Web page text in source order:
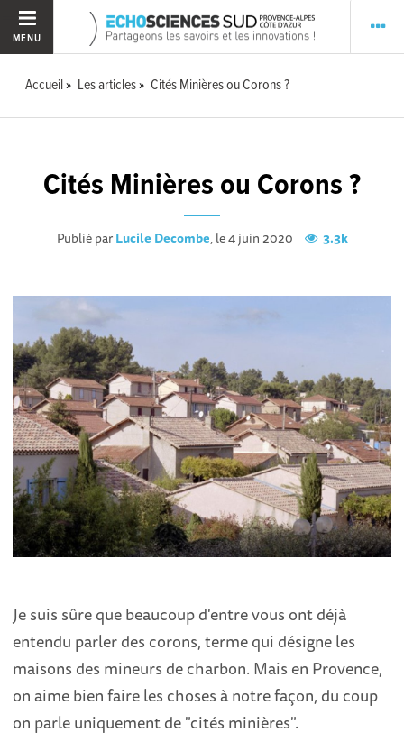
MENU
Accueil Les articles Cités Minières ou Corons ?
Cités Minières ou Corons ?
Publié parLucile Decombe, le 4 juin 2020 3.3k
Je suis sûre que beaucoup d'entre vous ont déjà
entendu parler des corons, terme qui désigne les
maisons des mineurs de charbon. Mais en Provence,
on aime bien faire les choses à notre façon, du coup
on parle uniquement de "cités minières".